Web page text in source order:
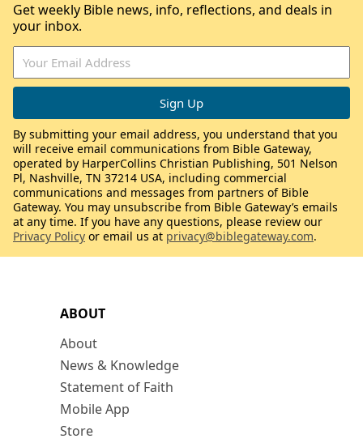
ABOUT
About
News & Knowledge
Statement of Faith
Mobile App
Store
Get weekly Bible news, info, reflections, and deals in
your inbox.
By submitting your email address, you understand that you
will receive email communications from Bible Gateway,
operated by HarperCollins Christian Publishing, 501 Nelson
Pl, Nashville, TN 37214 USA, including commercial
communications and messages from partners of Bible
Gateway. You may unsubscribe from Bible Gateway’s emails
at any time. If you have any questions, please review our
Privacy Policy or email us at privacy@biblegateway.com.